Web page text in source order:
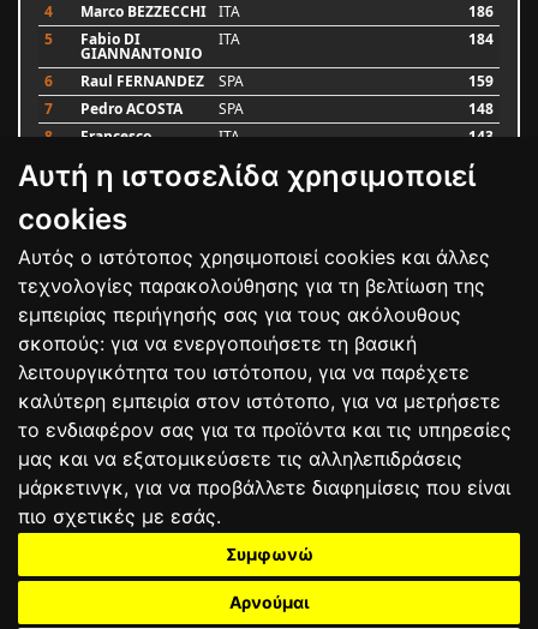
Αυτή η ιστοσελίδα χρησιμοποιεί
cookies
Αυτός ο ιστότοπος χρησιμοποιεί cookies και άλλες
τεχνολογίες παρακολούθησης για τη βελτίωση της
εμπειρίας περιήγησής σας για τους ακόλουθους
σκοπούς: για να ενεργοποιήσετε τη βασική
λειτουργικότητα του ιστότοπου, για να παρέχετε
καλύτερη εμπειρία στον ιστότοπο, για να μετρήσετε
το ενδιαφέρον σας για τα προϊόντα και τις υπηρεσίες
μας και να εξατομικεύσετε τις αλληλεπιδράσεις
μάρκετινγκ, για να προβάλλετε διαφημίσεις που είναι
πιο σχετικές με εσάς.
Συμφωνώ
Αρνούμαι
4
Marco BEZZECCHI ITA
186
5
Fabio DI
GIANNANTONIO
ITA 184
6 Raul FERNANDEZ SPA
159
7
Pedro ACOSTA SPA
148
8
Francesco ITA 143
9 Alex MARQUEZ SPA
Luca MARINI
Bαθμολογία
ΟΡΟΙ ΧΡΗΣΗΣΠΟΛΙΤΙΚΗ ΠΡΟΣΤΑΣΙΑΣ
ΑΓΩΝΕΣΑΠΟΤΕΛΕΣΜΑΤΑΑΓΟΡΑ